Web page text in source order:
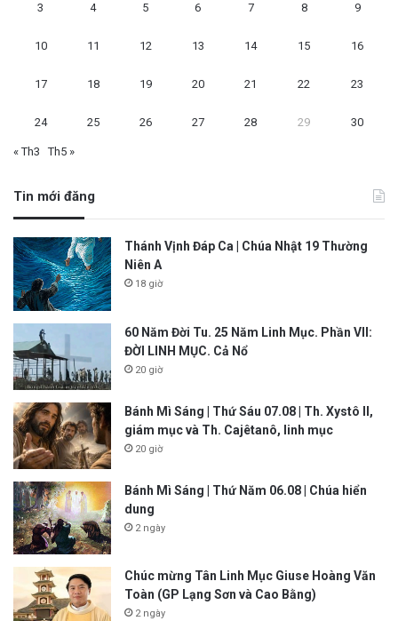
3 4 5 6 7 8 9
10 11 12 13 14 15 16
17 18 19 20 21 22 23
24 25 26 27 28 29 30
« Th3 Th5 »
Tin mới đăng
Thánh Vịnh Đáp Ca | Chúa Nhật 19 Thường
Niên A
18 giờ
60 Năm Đời Tu. 25 Năm Linh Mục. Phần VII:
ĐỜI LINH MỤC. Cả Nổ
20 giờ
Bánh Mì Sáng | Thứ Sáu 07.08 | Th. Xystô II,
giám mục và Th. Cajêtanô, linh mục
20 giờ
Bánh Mì Sáng | Thứ Năm 06.08 | Chúa hiển
dung
2 ngày
Chúc mừng Tân Linh Mục Giuse Hoàng Văn
Toàn (GP Lạng Sơn và Cao Bằng)
2 ngày